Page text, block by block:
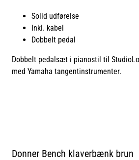
Solid udførelse
Inkl. kabel
Dobbelt pedal
Dobbelt pedalsæt i pianostil til
med Yamaha tangentinstrumenter.
Donner Bench klaverbænk brun